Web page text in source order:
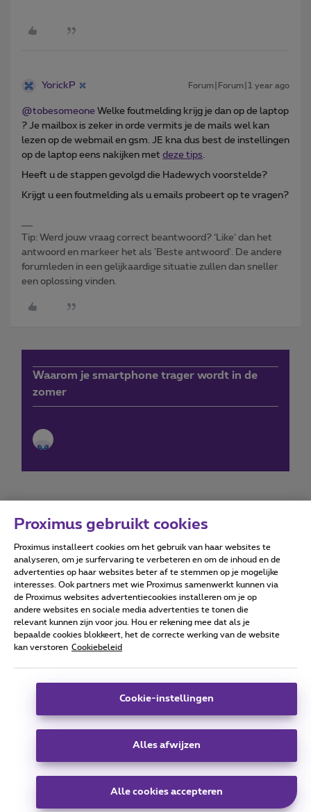
YorickP Forum|Forum|1 year ago
@tobesomeone Welke foutmelding krijg je dan op de laptop
? Je mailbox is zeker in orde vermits je de mails wel kan
lezen op de webmail en gsm. JE kna dus best de instellingen
op de laptop eens nakijken met deze tips
Heeft u de stappen gevolgd die Hadewych voorstelde?
Krijgt u een foutmelding als u emails probeert op te vragen?
Tip: Werd jouw vraag correct beantwoord? ‘Like’ dan het
antwoord en markeer het als 'Beste antwoord'. De andere
forumleden in een gelijkaardige situatie zullen dan sneller
een oplossing vinden.
Waarom je smartphone trager wordt in de
zomer
Forumvoorwaarden Accessibility statement
Alle rechten voorbehouden. © Proximus
Algemene voorwaarden, consumenteninfo
Deze website is gecreëerd en wordt beheerd conform het
Koning Albert II-laan 27 - B-1030 Brussel.
Carrier & Wholesale Solutions
Telindus
|Sitemap
Proximus gebruikt cookies
Proximus installeert cookies om het gebruik van haar websites te
analyseren, om je surfervaring te verbeteren en om de inhoud en de
advertenties op haar websites beter af te stemmen op je mogelijke
interesses. Ook partners met wie Proximus samenwerkt kunnen via
de Proximus websites advertentiecookies installeren om je op
andere websites en sociale media advertenties te tonen die
relevant kunnen zijn voor jou. Hou er rekening mee dat als je
bepaalde cookies blokkeert, het de correcte werking van de website
kan verstoren Cookiebeleid
Cookie-instellingen
Alles afwijzen
Alle cookies accepteren